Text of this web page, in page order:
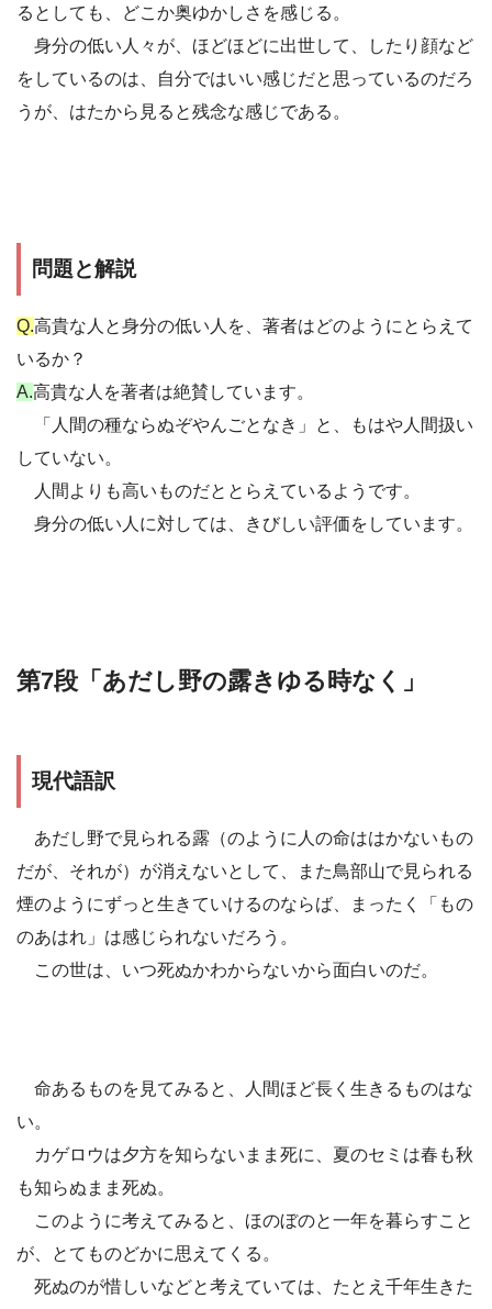
るとしても、どこか奥ゆかしさを感じる。
身分の低い人々が、ほどほどに出世して、したり顔など
をしているのは、自分ではいい感じだと思っているのだろ
うが、はたから見ると残念な感じである。
問題と解説
Q.高貴な人と身分の低い人を、著者はどのようにとらえて
いるか？
A.高貴な人を著者は絶賛しています。
「人間の種ならぬぞやんごとなき」と、もはや人間扱い
していない。
人間よりも高いものだととらえているようです。
身分の低い人に対しては、きびしい評価をしています。
第7段「あだし野の露きゆる時なく」
現代語訳
あだし野で見られる露（のように人の命ははかないもの
だが、それが）が消えないとして、また鳥部山で見られる
煙のようにずっと生きていけるのならば、まったく「もの
のあはれ」は感じられないだろう。
この世は、いつ死ぬかわからないから面白いのだ。
命あるものを見てみると、人間ほど長く生きるものはな
い。
カゲロウは夕方を知らないまま死に、夏のセミは春も秋
も知らぬまま死ぬ。
このように考えてみると、ほのぼのと一年を暮らすこと
が、とてものどかに思えてくる。
死ぬのが惜しいなどと考えていては、たとえ千年生きた